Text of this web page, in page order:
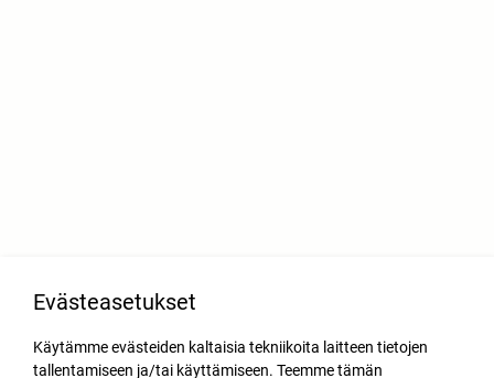
Evästeasetukset
Käytämme evästeiden kaltaisia tekniikoita laitteen tietojen
tallentamiseen ja/tai käyttämiseen. Teemme tämän